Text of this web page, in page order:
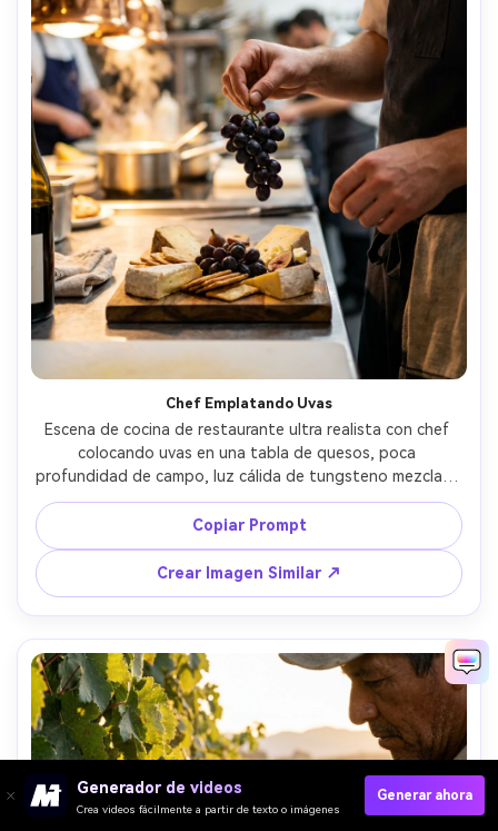
Chef Emplatando Uvas
Escena de cocina de restaurante ultra realista con chef
colocando uvas en una tabla de quesos, poca
profundidad de campo, luz cálida de tungsteno mezclada
con relleno suave, movimiento ligeramente congelado,
tomada con Canon R6 y 35mm f/1.8, narrativa editorial de
alimentos, detalle nítido en uvas y manos --ar 4:5
Copiar Prompt
Crear Imagen Similar ↗
Generador de videos
Crea videos fácilmente a partir de texto o imágenes
Generar ahora